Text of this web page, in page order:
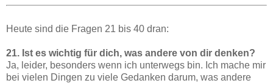
Heute sind die Fragen 21 bis 40 dran:
21. Ist es wichtig für dich, was andere von dir denken?
Ja, leider, besonders wenn ich unterwegs bin. Ich mache mir
bei vielen Dingen zu viele Gedanken darum, was andere